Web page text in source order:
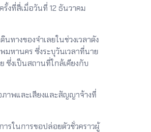
งที่สี่เมื่อวันที่ 12 ธันวาคม
างของจำเลยในช่วงเวลาดัง
มหานคร ซึ่งระบุวันเวลาที่นาย
ซึ่งเป็นสถานที่ใกล้เคียงกับ
าพและเสียงและสัญญาจ้างที่
รในการขอปล่อยตัวชั่วคราวผู้